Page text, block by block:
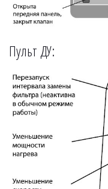
Пульт ДУ: